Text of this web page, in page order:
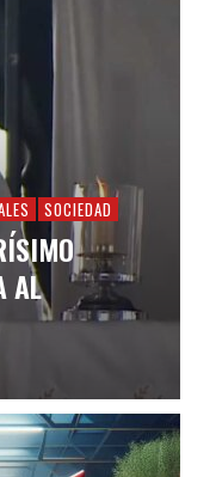
SOCIEDAD
AL